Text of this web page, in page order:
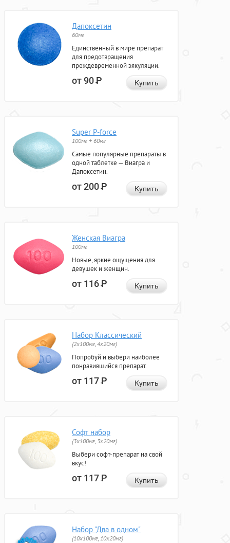
Дапоксетин
60мг
Единственный в мире препарат
для предотвращения
преждевременной эякуляции.
от 90Р Купить
Super P-force
100мг + 60мг
Самые популярные препараты в
одной таблетке — Виагра и
Дапоксетин.
от 200Р Купить
Женская Виагра
100мг
Новые, яркие ощущения для
девушек и женщин.
от 116Р Купить
Набор Классический
(2x100мг, 4x20мг)
Попробуй и выбери наиболее
понравившийся препарат.
от 117Р Купить
Софт набор
(3x100мг, 3x20мг)
Выбери софт-препарат на свой
вкус!
от 117Р Купить
Набор "Два в одном"
(10x100мг, 10x20мг)